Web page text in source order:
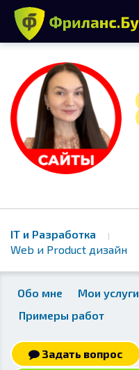
IT и Разработка
Web и Product дизайн
Обо мне Мои услуги
Примеры работ
Задать вопрос